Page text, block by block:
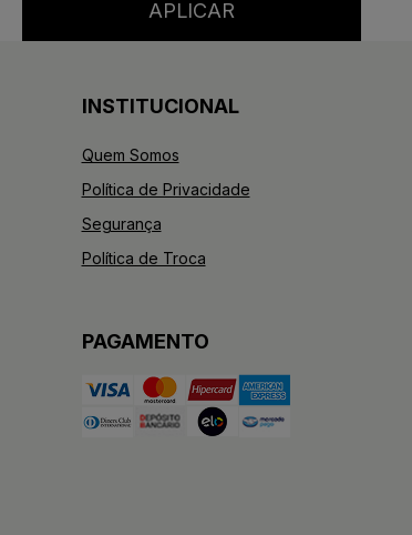
INSTITUCIONAL
Quem Somos
Política de Privacidade
Segurança
Política de Troca
PAGAMENTO